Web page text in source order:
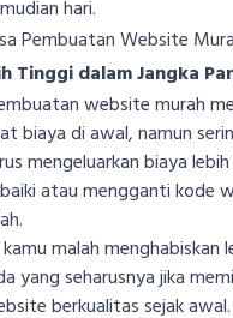
hari.
Pembuatan Website
Tinggi dalam Jangka
website murah
biaya di awal, namun
mengeluarkan biaya
atau mengganti kode
malah menghabiskan
yang seharusnya jika
berkualitas sejak awal.